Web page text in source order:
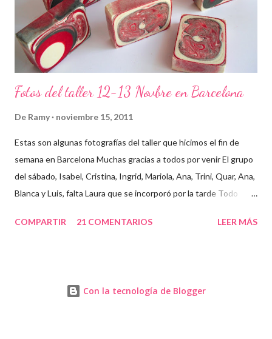
Fotos del taller 12-13 Novbre en Barcelona
De Ramy noviembre 15, 2011
Estas son algunas fotografías del taller que hicimos el fin de
semana en Barcelona Muchas gracias a todos por venir El grupo
del sábado, Isabel, Cristina, Ingrid, Mariola, Ana, Trini, Quar, Ana,
Blanca y Luis, falta Laura que se incorporó por la tarde Todo
primero un poco de teórica para tener claro lo que tenemos que
las batidoras! Cristina y Blanca Mariola... está guapa hasta con
COMPARTIR 21 COMENTARIOS LEER MÁS
Con la tecnología de Blogger